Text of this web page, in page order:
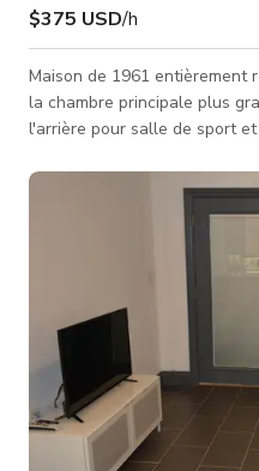
$375 USD/h
Maison de 1961 entièrement
la chambre principale plus
l'arrière pour salle de sport
de patio, tout solaire, terrain
bétonnée. Je suis
un thème moderne avec